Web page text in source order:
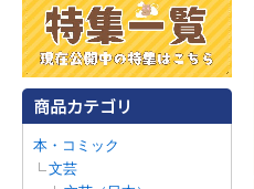
本・コミック
文芸